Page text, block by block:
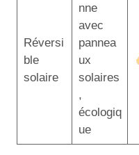
Réversi
ble
solaire
nne
avec
pannea
ux
solaires
,
écologiq
ue